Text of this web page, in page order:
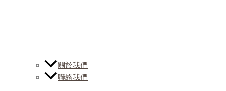
關於我們
聯絡我們